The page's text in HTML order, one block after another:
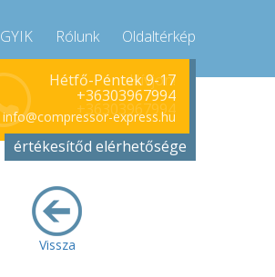
GYIK Rólunk Oldaltérkép
Hétfő-Péntek 9-17
+36303967994
info@compressor-express.hu
értékesítőd elérhetősége
Vissza